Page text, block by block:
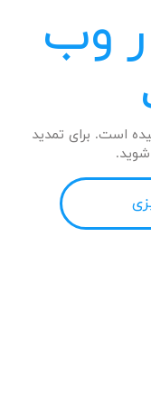
وب
است. برای تمدید